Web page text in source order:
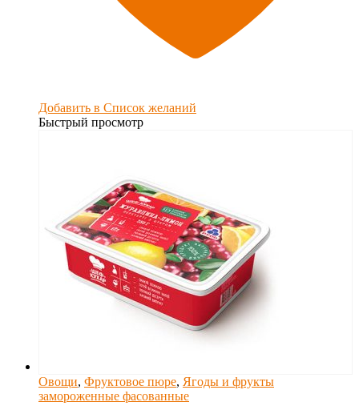
Добавить в Список желаний
Быстрый просмотр
Овощи, Фруктовое пюре, Ягоды и фрукты
замороженные фасованные